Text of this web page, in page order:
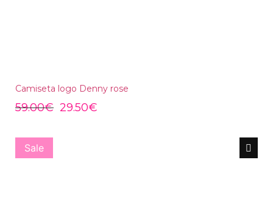
Camiseta logo Denny rose
59.00€ 29.50€
Sale